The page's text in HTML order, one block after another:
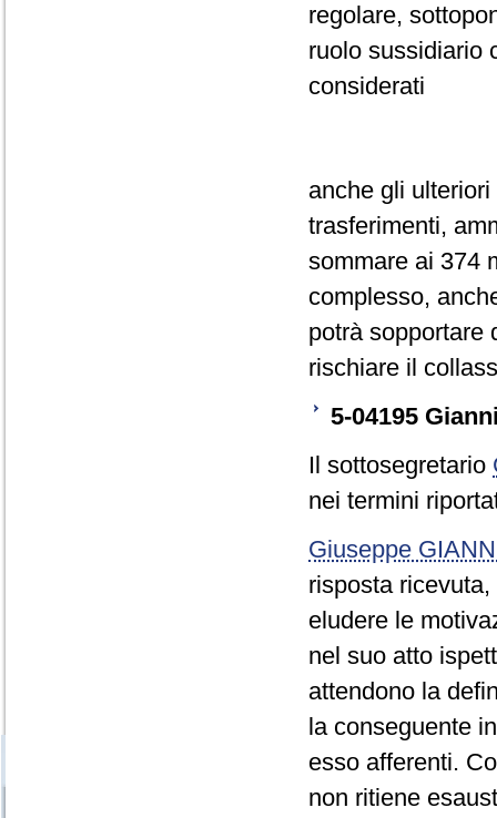
regolare,
ruolo sussidiario
considerati
anche gli
trasferimenti,
sommare ai 374
complesso,
potrà sopportare
rischiare il
5-04195
Il sottosegretario
nei termini
Giuseppe
risposta
eludere le
nel suo atto
attendono la
la conseguente
esso afferenti.
non ritiene